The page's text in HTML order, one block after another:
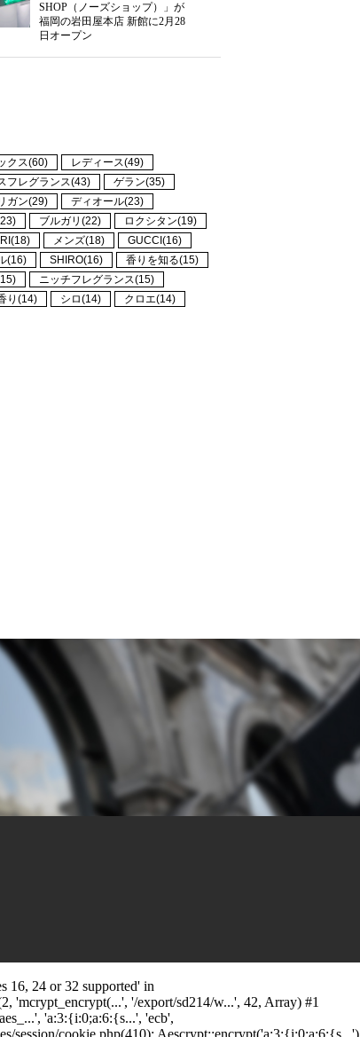
SHOP（ノーズショップ）」が
福岡の岩田屋本店 新館に2月28
日オープン
クス(60)
レディース(49)
フレグランス(43)
ゲラン(35)
ガン(29)
ディオール(23)
ブルガリ(22)
ロクシタン(19)
メンズ(18)
GUCCI(16)
(16)
SHIRO(16)
香りを知る(15)
ニッチフレグランス(15)
り(14)
シロ(14) クロエ(14)
16, 24 or 32 supported' in
'mcrypt_encrypt(...', '/export/sd214/w...', 42, Array) #1
'a:3:{i:0;a:6:{s...', 'ecb',
session/cookie.php(410): Aescrypt::encrypt('a:3:{i:0;a:6:{s...')